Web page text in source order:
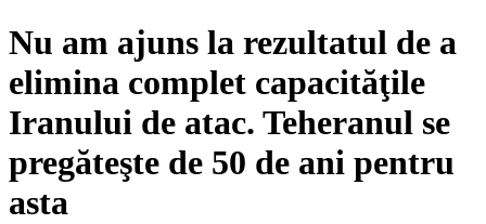
Nu am ajuns la rezultatul de a
elimina complet capacităţile
Iranului de atac. Teheranul se
pregăteşte de 50 de ani pentru
asta